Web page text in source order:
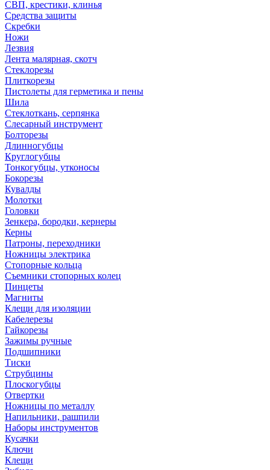
СВП, крестики, клинья
Средства защиты
Скребки
Ножи
Лезвия
Лента малярная, скотч
Стеклорезы
Плиткорезы
Пистолеты для герметика и пены
Шила
Стеклоткань, серпянка
Слесарный инструмент
Болторезы
Длинногубцы
Круглогубцы
Тонкогубцы, утконосы
Бокорезы
Кувалды
Молотки
Головки
Зенкера, бородки, кернеры
Керны
Патроны, переходники
Ножницы электрика
Стопорные кольца
Съемники стопорных колец
Пинцеты
Магниты
Клещи для изоляции
Кабелерезы
Гайкорезы
Зажимы ручные
Подшипники
Тиски
Струбцины
Плоскогубцы
Отвертки
Ножницы по металлу
Напильники, рашпили
Наборы инструментов
Кусачки
Ключи
Клещи